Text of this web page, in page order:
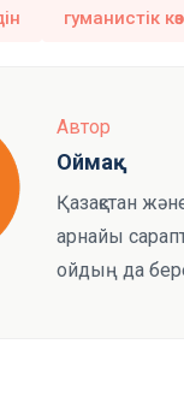
гуманистік
Автор
Оймақ
Қазақстан
арнайы
ойдың да